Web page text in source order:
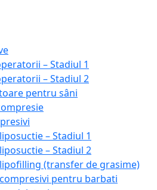
– Stadiul 1
– Stadiul 2
pentru sâni
– Stadiul 1
– Stadiul 2
(transfer de grasime)
pentru barbati